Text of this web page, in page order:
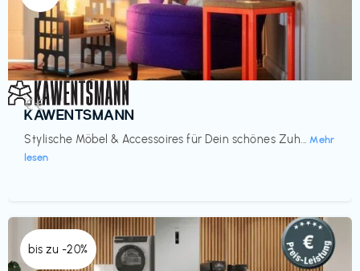
Einrichtung
KAWENTSMANN
Stylische Möbel & Accessoires für Dein schönes Zuh... Mehr
lesen
€€‎
bis zu -20%